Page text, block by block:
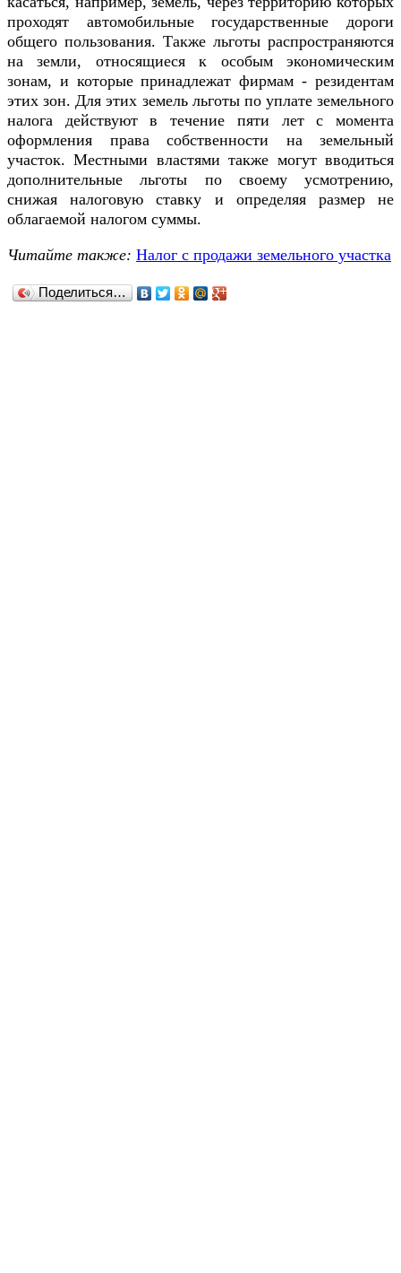
проходят автомобильные государственные дороги
общего пользования. Также льготы распространяются
на земли, относящиеся к особым экономическим
зонам, и которые принадлежат фирмам - резидентам
этих зон. Для этих земель льготы по уплате земельного
налога действуют в течение пяти лет с момента
оформления права собственности на земельный
участок. Местными властями также могут вводиться
дополнительные льготы по своему усмотрению,
снижая налоговую ставку и определяя размер не
облагаемой налогом суммы.
Читайте также: Налог с продажи земельного участка
Поделиться…